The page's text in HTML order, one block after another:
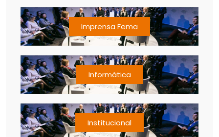
Imprensa Fema
Informática
Institucional